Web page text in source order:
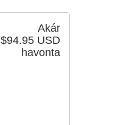
Akár
$94.95 USD
havonta